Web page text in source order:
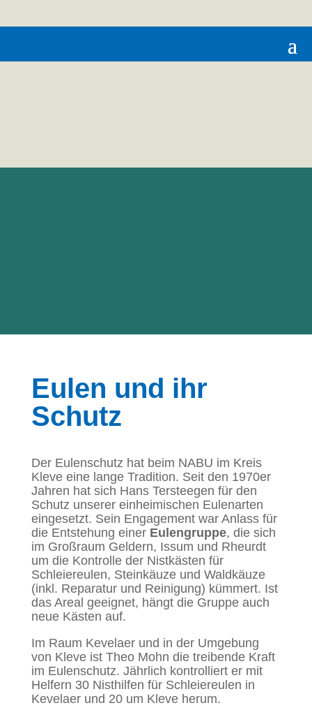
Eulen und ihr
Schutz
Der Eulenschutz hat beim NABU im Kreis
Kleve eine lange Tradition. Seit den 1970er
Jahren hat sich Hans Tersteegen für den
Schutz unserer einheimischen Eulenarten
eingesetzt. Sein Engagement war Anlass für
die Entstehung einer Eulengruppe, die sich
im Großraum Geldern, Issum und Rheurdt
um die Kontrolle der Nistkästen für
Schleiereulen, Steinkäuze und Waldkäuze
(inkl. Reparatur und Reinigung) kümmert. Ist
das Areal geeignet, hängt die Gruppe auch
neue Kästen auf.
Im Raum Kevelaer und in der Umgebung
von Kleve ist Theo Mohn die treibende Kraft
im Eulenschutz. Jährlich kontrolliert er mit
Helfern 30 Nisthilfen für Schleiereulen in
Kevelaer und 20 um Kleve herum.